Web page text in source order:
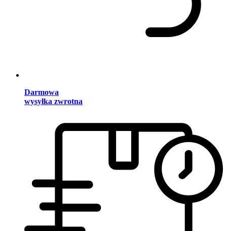
Darmowa
wysyłka zwrotna